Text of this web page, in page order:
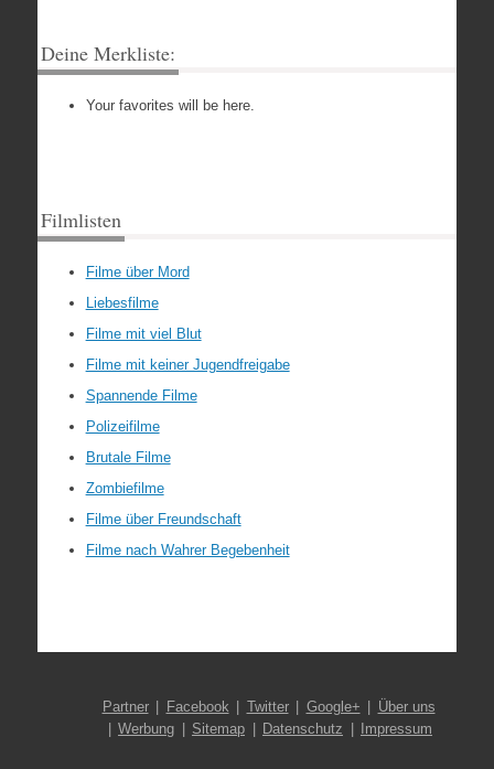
Deine Merkliste:
Your favorites will be here.
Filmlisten
Filme über Mord
Liebesfilme
Filme mit viel Blut
Filme mit keiner Jugendfreigabe
Spannende Filme
Polizeifilme
Brutale Filme
Zombiefilme
Filme über Freundschaft
Filme nach Wahrer Begebenheit
Partner Facebook Twitter Google+
Über uns
Werbung
Sitemap Datenschutz Impressum